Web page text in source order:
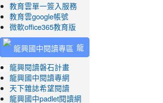
教育雲單一簽入服務
教育雲google帳號
微軟office365教育版
龍
興國中閱讀專區
龍興閱讀磐石計畫
龍興國中閱讀專網
天下雜誌希望閱讀
龍興國中padlet閱讀網